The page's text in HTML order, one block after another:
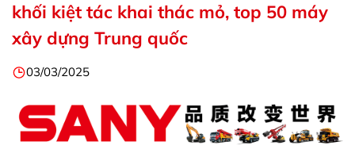
khối kiệt tác khai thác mỏ, top 50 máy
xây dựng Trung quốc
03/03/2025